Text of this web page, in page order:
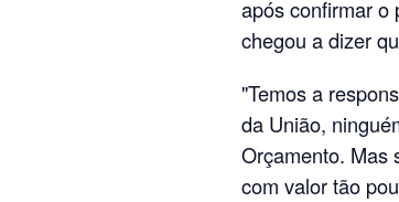
após confirmar o
chegou a dizer
"Temos a
da União,
Orçamento. Mas
com valor tão